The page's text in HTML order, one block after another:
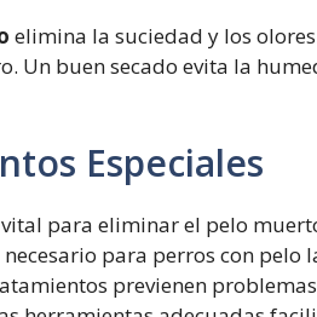
elimina la suciedad y los
Un buen secado evita la
Especiales
para eliminar el pelo
necesario para perros con pelo
previenen